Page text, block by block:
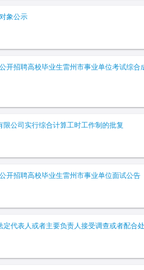
象公示
开招聘高校毕业生雷州市事业单位考试综合
限公司实行综合计算工时工作制的批复
开招聘高校毕业生雷州市事业单位面试公告
代表人或者主要负责人接受调查或者配合